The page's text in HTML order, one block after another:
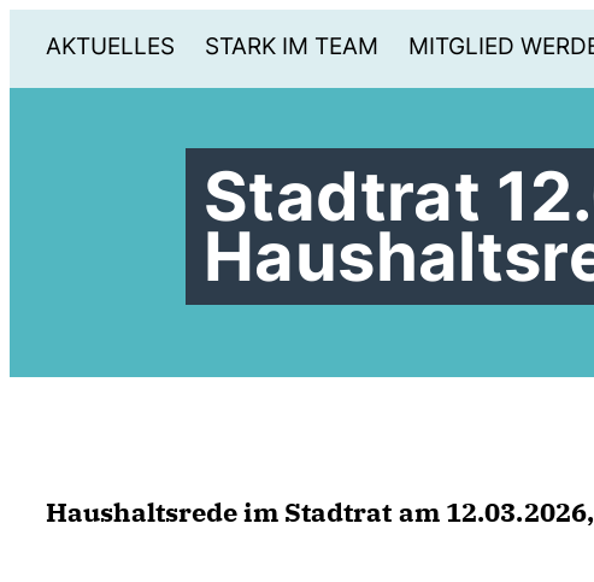
AKTUELLES STARK IM TEAM MITGLIED
Stadtrat
Haushaltsrede im Stadtrat am